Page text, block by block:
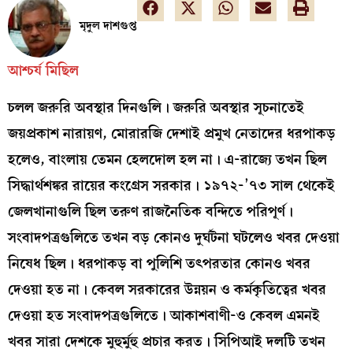
মৃদুল দাশগুপ্ত
আশ্চর্য মিছিল
চলল জরুরি অবস্থার দিনগুলি। জরুরি অবস্থার সূচনাতেই
জয়প্রকাশ নারায়ণ, মোরারজি দেশাই প্রমুখ নেতাদের ধরপাকড়
হলেও, বাংলায় তেমন হেলদোল হল না। এ-রাজ‍্যে তখন ছিল
সিদ্ধার্থশঙ্ক‍র রায়ের কংগ্রেস সরকার। ১৯৭২-’৭৩ সাল থেকেই
জেলখানাগুলি ছিল তরুণ রাজনৈতিক বন্দিতে পরিপূর্ণ।
সংবাদপত্রগুলিতে তখন বড় কোনও দুর্ঘটনা ঘটলেও খবর দেওয়া
নিষেধ ছিল। ধরপাকড় বা পুলিশি তৎপরতার কোনও খবর
দেওয়া হত না। কেবল সরকারের উন্নয়ন ও কর্মকৃতিত্বের খবর
দেওয়া হত সংবাদপত্রগুলিতে। আকাশবাণী-ও কেবল এমনই
খবর সারা দেশকে মুহুর্মুহু প্রচার করত। সিপিআই দলটি তখন